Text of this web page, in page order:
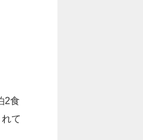
2食
て